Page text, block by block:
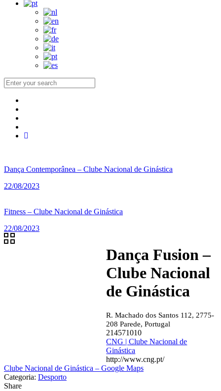
Dança Contemporânea – Clube Nacional de Ginástica
22/08/2023
Fitness – Clube Nacional de Ginástica
22/08/2023
Dança Fusion –
Clube Nacional
de Ginástica
R. Machado dos Santos 112, 2775-
208 Parede, Portugal
214571010
CNG | Clube Nacional de
Ginástica
http://www.cng.pt/
Clube Nacional de Ginástica – Google Maps
Categoria: Desporto
Share